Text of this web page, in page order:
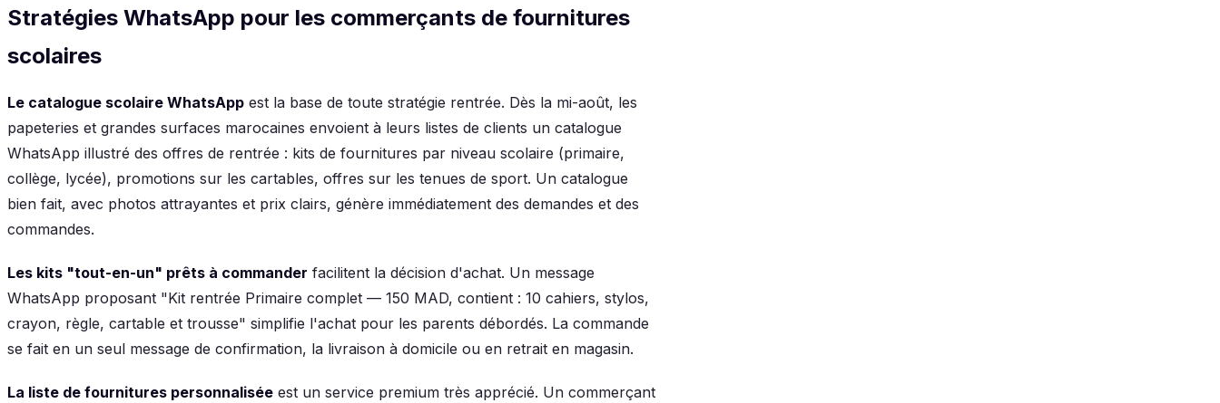
Stratégies WhatsApp pour les commerçants de fournitures
scolaires
Le catalogue scolaire WhatsApp est la base de toute stratégie rentrée. Dès la mi-août, les
papeteries et grandes surfaces marocaines envoient à leurs listes de clients un catalogue
WhatsApp illustré des offres de rentrée : kits de fournitures par niveau scolaire (primaire,
collège, lycée), promotions sur les cartables, offres sur les tenues de sport. Un catalogue
bien fait, avec photos attrayantes et prix clairs, génère immédiatement des demandes et des
commandes.
Les kits "tout-en-un" prêts à commander facilitent la décision d'achat. Un message
WhatsApp proposant "Kit rentrée Primaire complet — 150 MAD, contient : 10 cahiers, stylos,
crayon, règle, cartable et trousse" simplifie l'achat pour les parents débordés. La commande
se fait en un seul message de confirmation, la livraison à domicile ou en retrait en magasin.
La liste de fournitures personnalisée est un service premium très apprécié. Un commerçant